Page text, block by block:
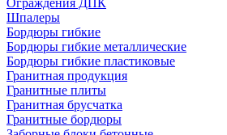
Ограждения ДПК
Шпалеры
Бордюры гибкие
Бордюры гибкие металлические
Бордюры гибкие пластиковые
Гранитная продукция
Гранитные плиты
Гранитная брусчатка
Гранитные бордюры